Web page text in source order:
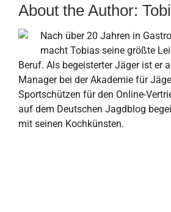
About the Author:
Nach über 20 Jahren in
macht Tobias seine größte
Beruf. Als begeisterter Jäger ist er
Manager bei der Akademie für
Sportschützen für den Online-
auf dem Deutschen Jagdblog
mit seinen Kochkünsten.